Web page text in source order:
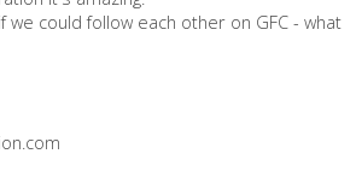
we could follow each other on GFC - what